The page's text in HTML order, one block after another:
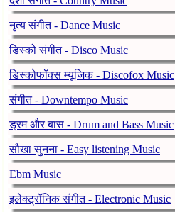
नृत्य संगीत - Dance Music
डिस्को संगीत - Disco Music
डिस्कोफॉक्स म्यूजिक - Discofox Music
संगीत - Downtempo Music
ड्रम और बास - Drum and Bass Music
सौखा सुनना - Easy listening Music
Ebm Music
इलेक्ट्रॉनिक संगीत - Electronic Music